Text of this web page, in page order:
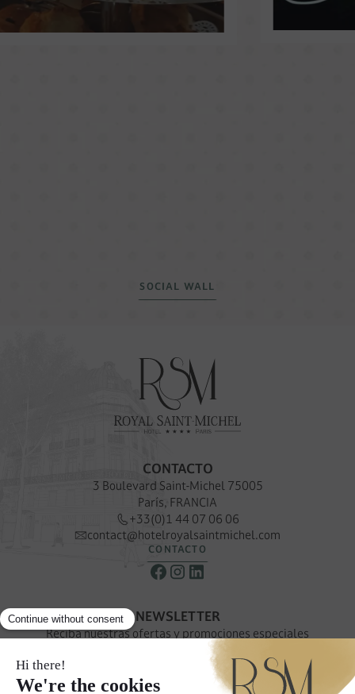
SOCIAL WALL
CONTACTO
3 Boulevard Saint-Michel 75005
París, FRANCIA
+33(0)1 44 07 06 06
contact@hotelroyalsaintmichel.com
CONTACTO
NEWSLETTER
Reciba nuestras ofertas y promociones especiales
SUSCRÍBASE A NUESTRA NEWSLETTER